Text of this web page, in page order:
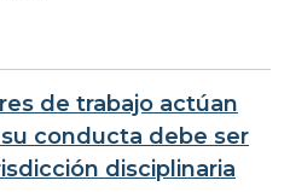
de trabajo actúan
conducta debe ser
disciplinaria